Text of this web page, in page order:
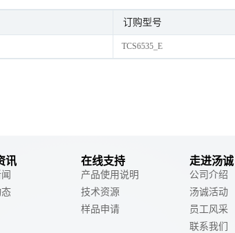
订购型号
TCS6535_E
讯 在线支持
产品使用说明
技术资源
样品申请
走进汤诚
公司介绍
汤诚活动
员工风采
联系我们